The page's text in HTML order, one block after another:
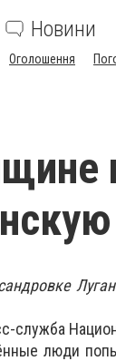
Новини
Оголошення
служба
люди